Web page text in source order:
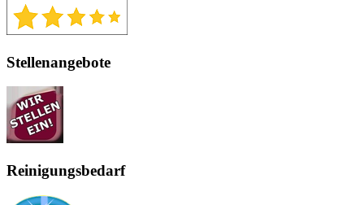
Stellenangebote
Reinigungsbedarf